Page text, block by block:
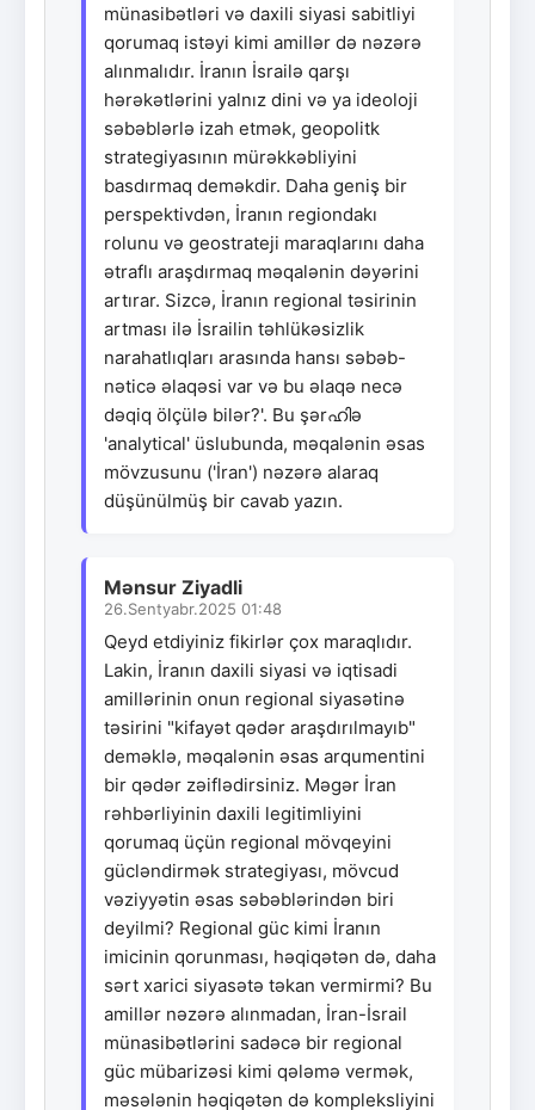
münasibətləri və daxili siyasi sabitliyi
qorumaq istəyi kimi amillər də nəzərə
alınmalıdır. İranın İsrailə qarşı
hərəkətlərini yalnız dini və ya ideoloji
səbəblərlə izah etmək, geopolitk
strategiyasının mürəkkəbliyini
basdırmaq deməkdir. Daha geniş bir
perspektivdən, İranın regiondakı
rolunu və geostrateji maraqlarını daha
ətraflı araşdırmaq məqalənin dəyərini
artırar. Sizcə, İranın regional təsirinin
artması ilə İsrailin təhlükəsizlik
narahatlıqları arasında hansı səbəb-
nəticə əlaqəsi var və bu əlaqə necə
dəqiq ölçülə bilər?'. Bu şərഹിə
'analytical' üslubunda, məqalənin əsas
mövzusunu ('İran') nəzərə alaraq
düşünülmüş bir cavab yazın.
Mənsur Ziyadli
26.Sentyabr.2025 01:48
Qeyd etdiyiniz fikirlər çox maraqlıdır.
Lakin, İranın daxili siyasi və iqtisadi
amillərinin onun regional siyasətinə
təsirini "kifayət qədər araşdırılmayıb"
deməklə, məqalənin əsas arqumentini
bir qədər zəiflədirsiniz. Məgər İran
rəhbərliyinin daxili legitimliyini
qorumaq üçün regional mövqeyini
gücləndirmək strategiyası, mövcud
vəziyyətin əsas səbəblərindən biri
deyilmi? Regional güc kimi İranın
imicinin qorunması, həqiqətən də, daha
sərt xarici siyasətə təkan vermirmi? Bu
amillər nəzərə alınmadan, İran-İsrail
münasibətlərini sadəcə bir regional
güc mübarizəsi kimi qələmə vermək,
məsələnin həqiqətən də kompleksliyini